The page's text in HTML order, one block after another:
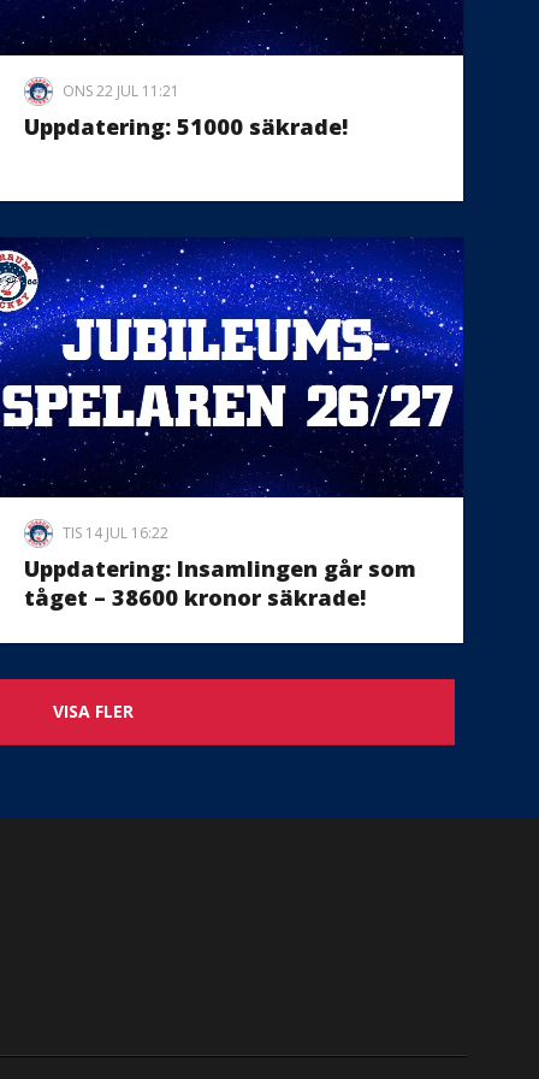
ONS 22 JUL 11:21
Uppdatering: 51000 säkrade!
TIS 14 JUL 16:22
Uppdatering: Insamlingen går som
tåget – 38600 kronor säkrade!
VISA FLER